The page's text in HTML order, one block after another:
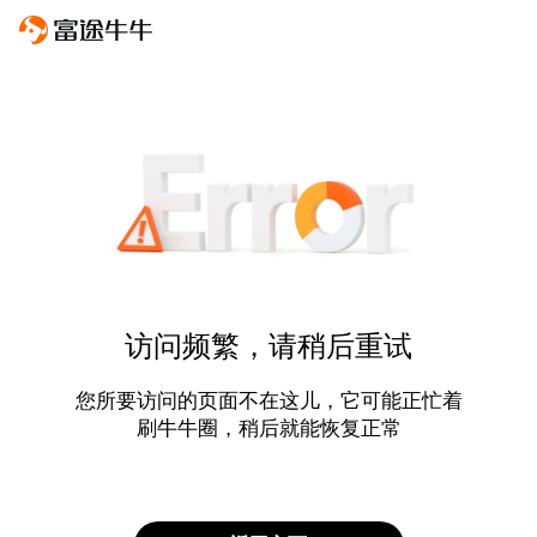
访问频繁，请稍后重试
您所要访问的页面不在这儿，它可能正忙着
刷牛牛圈，稍后就能恢复正常